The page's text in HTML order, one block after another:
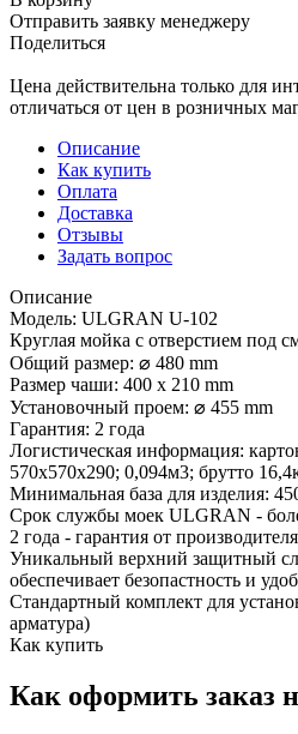
Отправить заявку менеджеру
Поделиться
Цена действительна только для
отличаться от цен в розничных
Описание
Как купить
Оплата
Доставка
Отзывы
Задать вопрос
Описание
Модель: ULGRAN U-102
Круглая мойка с отверстием под
Общий размер: ⌀ 480 mm
Размер чаши: 400 х 210 mm
Установочный проем: ⌀ 455 mm
Гарантия: 2 года
Логистическая информация:
570х570х290; 0,094м3; брутто
Минимальная база для изделия:
Срок службы моек ULGRAN -
2 года - гарантия от
Уникальный верхний защитный
обеспечивает безопастность и
Стандартный комплект для
арматура)
Как купить
Как оформить заказ